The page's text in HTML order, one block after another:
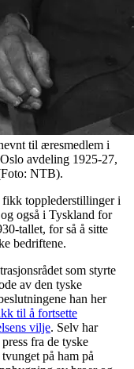
til æresmedlem i
avdeling 1925-27,
NTB).
topplederstillinger i
også i Tyskland for
tallet, for så å sitte
bedriftene.
som styrte
av den tyske
han her
til å fortsette
vilje. Selv har
fra de tyske
på ham på